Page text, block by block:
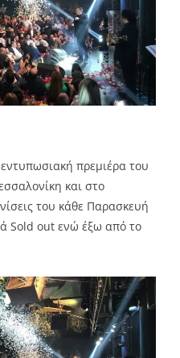
πρεμιέρα του
και στο
του κάθε Παρασκευή
Sold out ενώ έξω από το